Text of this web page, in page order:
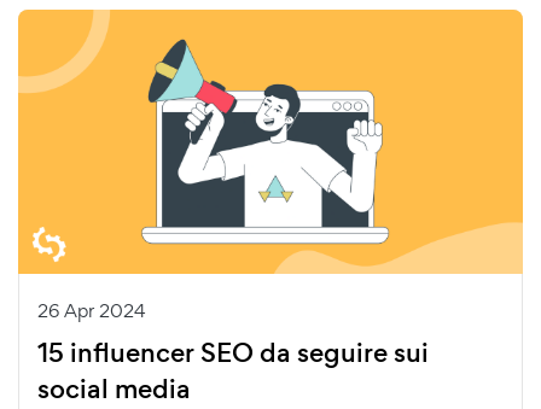
26 Apr 2024
15 influencer SEO da seguire sui
social media